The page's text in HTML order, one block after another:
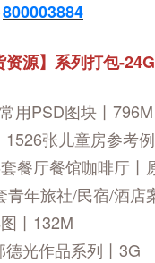
800003884
资源】系列打包-24G
用PSD图块丨796M
1526张儿童房参考
餐厅餐馆咖啡厅
青年旅社/民宿/酒
丨132M
德光作品系列丨3G